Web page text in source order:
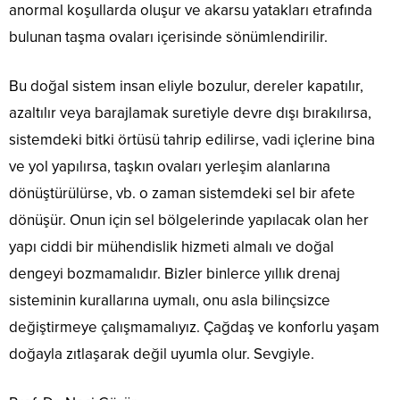
anormal koşullarda oluşur ve akarsu yatakları etrafında
bulunan taşma ovaları içerisinde sönümlendirilir.
Bu doğal sistem insan eliyle bozulur, dereler kapatılır,
azaltılır veya barajlamak suretiyle devre dışı bırakılırsa,
sistemdeki bitki örtüsü tahrip edilirse, vadi içlerine bina
ve yol yapılırsa, taşkın ovaları yerleşim alanlarına
dönüştürülürse, vb. o zaman sistemdeki sel bir afete
dönüşür. Onun için sel bölgelerinde yapılacak olan her
yapı ciddi bir mühendislik hizmeti almalı ve doğal
dengeyi bozmamalıdır. Bizler binlerce yıllık drenaj
sisteminin kurallarına uymalı, onu asla bilinçsizce
değiştirmeye çalışmamalıyız. Çağdaş ve konforlu yaşam
doğayla zıtlaşarak değil uyumla olur. Sevgiyle.